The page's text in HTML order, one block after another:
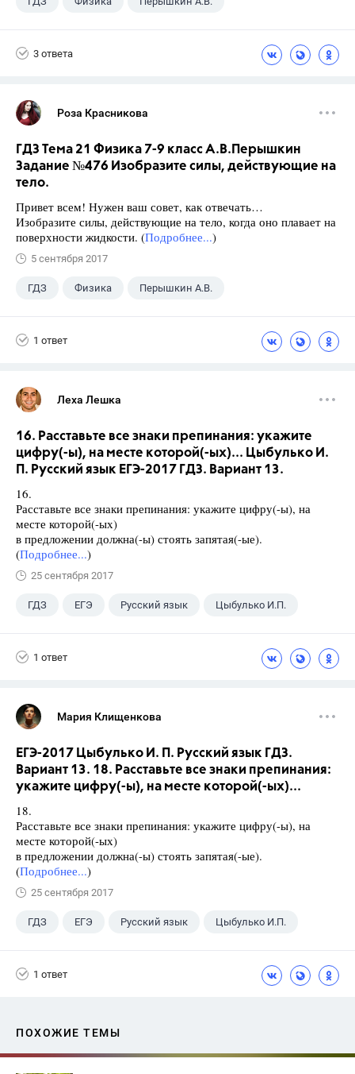
3 ответа
Роза Красникова
ГДЗ Тема 21 Физика 7-9 класс А.В.Перышкин
Задание №476 Изобразите силы, действующие на
тело.
Привет всем! Нужен ваш совет, как отвечать…
Изобразите силы, действующие на тело, когда оно плавает на
поверхности жидкости. (Подробнее...)
5 сентября 2017
ГДЗ Физика Перышкин А.В.
1 ответ
Леха Лешка
16. Расставьте все знаки препинания: укажите
цифру(-ы), на месте которой(-ых)... Цыбулько И.
П. Русский язык ЕГЭ-2017 ГДЗ. Вариант 13.
16.
Расставьте все знаки препинания: укажите цифру(-ы), на
месте которой(-ых)
в предложении должна(-ы) стоять запятая(-ые).
(Подробнее...)
25 сентября 2017
ГДЗ ЕГЭ Русский язык Цыбулько И.П.
1 ответ
Мария Клищенкова
ЕГЭ-2017 Цыбулько И. П. Русский язык ГДЗ.
Вариант 13. 18. Расставьте все знаки препинания:
укажите цифру(-ы), на месте которой(-ых)...
18.
Расставьте все знаки препинания: укажите цифру(-ы), на
месте которой(-ых)
в предложении должна(-ы) стоять запятая(-ые).
(Подробнее...)
25 сентября 2017
ГДЗ ЕГЭ Русский язык Цыбулько И.П.
1 ответ
ПОХОЖИЕ ТЕМЫ